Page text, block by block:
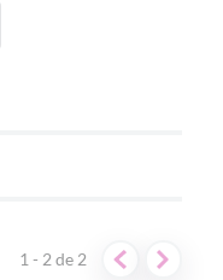
las llevo a
1 - 2de 2